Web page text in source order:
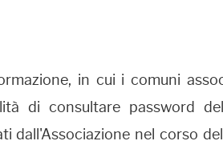
in cui i comuni
di consultare password
dall'Associazione nel corso